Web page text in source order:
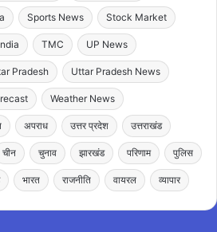
Sports News Stock Market
TMC UP News
Pradesh Uttar Pradesh News
Weather News
अपराध उत्तर प्रदेश उत्तराखंड
चीन चुनाव झारखंड परिणाम पुलिस
भारत राजनीति वायरल व्यापार